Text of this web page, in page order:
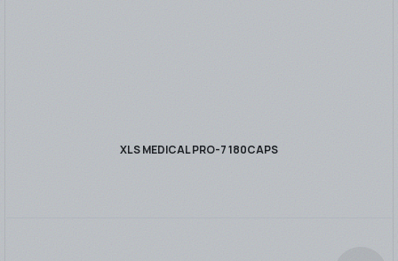
XLS MEDICAL PRO-7 180CAPS